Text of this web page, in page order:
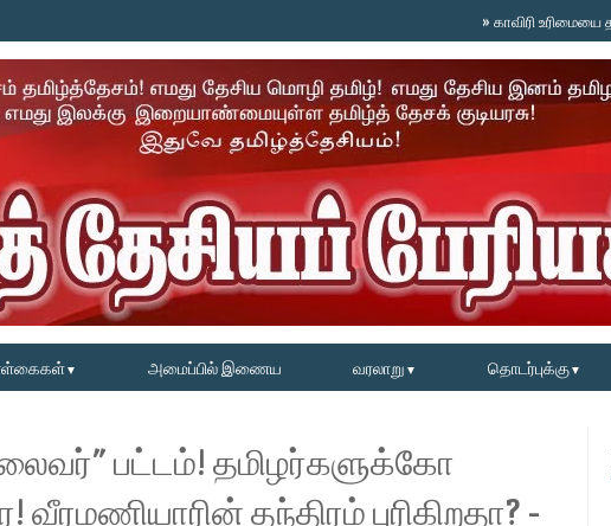
காவிரி உரிமையை தட்டிப்
▼ அமைப்பில் இணைய வரலாறு ▼ தொடர்புக்கு▼
பட்டம்! தமிழர்களுக்கோ
வீரமணியாரின் தந்திரம் புரிகிறதா? -